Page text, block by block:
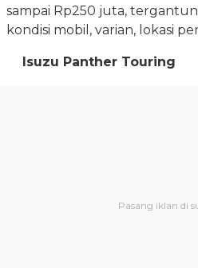
sampai Rp250 juta,
kondisi mobil, varian, lokasi
Isuzu Panther Touring